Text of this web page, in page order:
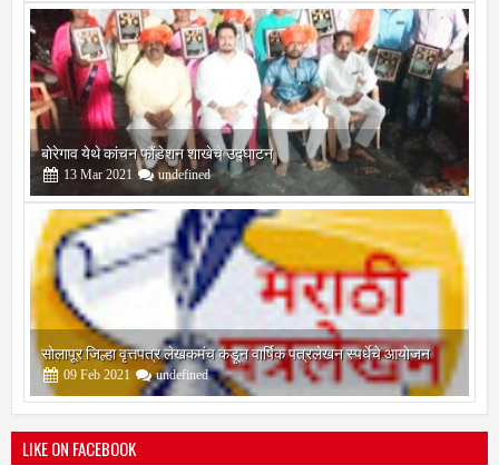
बोरेगाव येथे कांचन फौंडेशन शाखेचे उद्घाटन
13 Mar 2021 undefined
सोलापूर जिल्हा वृत्तपत्र लेखकमंच कडून वार्षिक पत्रलेखन स्पर्धेचे आयोजन
09 Feb 2021 undefined
LIKE ON FACEBOOK